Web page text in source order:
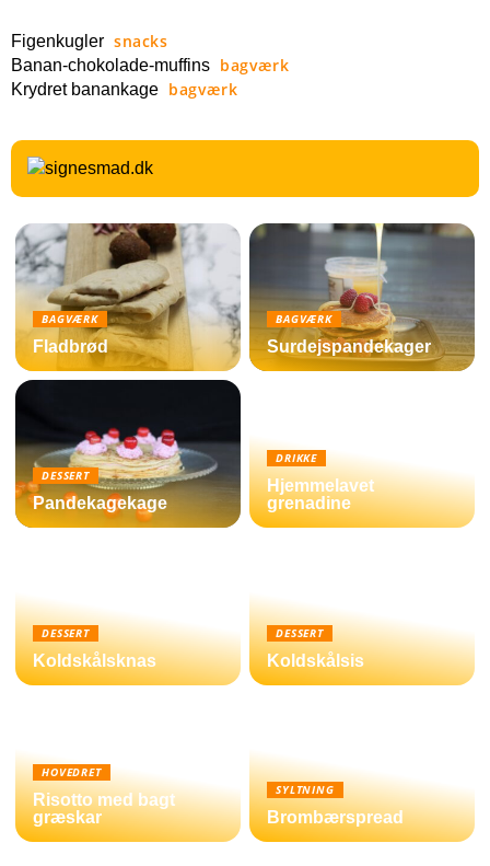
Figenkugler snacks
Banan-chokolade-muffins bagværk
Krydret banankage bagværk
BAGVÆRK
Fladbrød
BAGVÆRK
Surdejspandekager
DESSERT
Pandekagekage
DRIKKE
Hjemmelavet
grenadine
DESSERT
Koldskålsknas
DESSERT
Koldskålsis
HOVEDRET
Risotto med bagt
græskar
SYLTNING
Brombærspread